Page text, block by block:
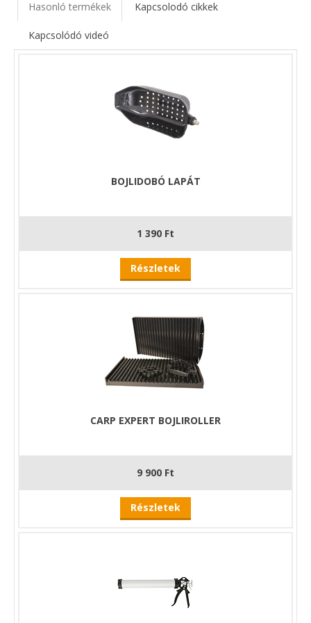
Hasonló termékek Kapcsolodó cikkek
Kapcsolódó videó
BOJLIDOBÓ LAPÁT
1 390 Ft
Részletek
CARP EXPERT BOJLIROLLER
9 900 Ft
Részletek